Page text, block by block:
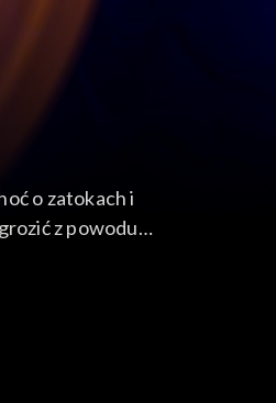
o zatokach i
z powodu
organizmu.